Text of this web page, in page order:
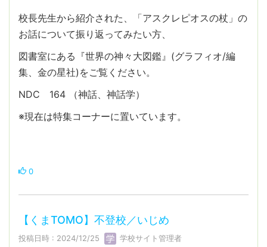
校長先生から紹介された、「アスクレピオスの杖」の
お話について振り返ってみたい方、
図書室にある『世界の神々大図鑑』(グラフィオ/編
集、金の星社)をご覧ください。
NDC 164 （神話、神話学）
※現在は特集コーナーに置いています。
0
【くまTOMO】不登校／いじめ
投稿日時 : 2024/12/25 学校サイト管理者